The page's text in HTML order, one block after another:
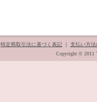
特定商取引法に基づく表記
支払い方
Copyright © 2011